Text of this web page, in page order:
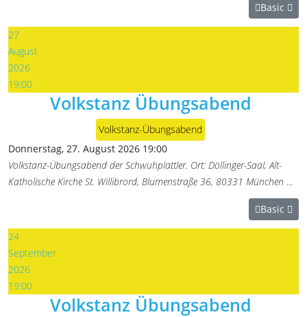
Basic
27
August
2026
19:00
Volkstanz Übungsabend
Volkstanz-Übungsabend
Donnerstag, 27. August 2026 19:00
Volkstanz-Übungsabend der Schwuhplattler. Ort: Döllinger-Saal, Alt-
Katholische Kirche St. Willibrord, Blumenstraße 36, 80331 München ...
Basic
24
September
2026
19:00
Volkstanz Übungsabend